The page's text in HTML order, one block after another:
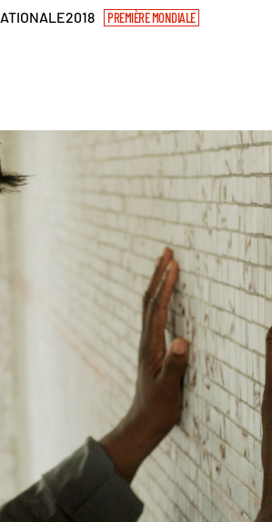
2018 PREMIÈRE MONDIALE